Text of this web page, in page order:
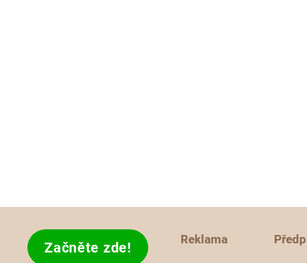
Začněte zde! Reklama